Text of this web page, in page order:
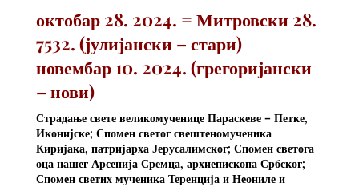
октобар28. 2024. = Митровски 28.
7532. (јулијански – стари)
новембар 10. 2024. (грегоријански
– нови)
Страдање свете великомученице Параскеве – Петке,
Иконијске; Спомен светог свештеномученика
Киријака, патријарха Јерусалимског; Спомен светога
оца нашег Арсенија Сремца, архиепископа Србског;
Спомен светих мученика Теренција и Неониле и